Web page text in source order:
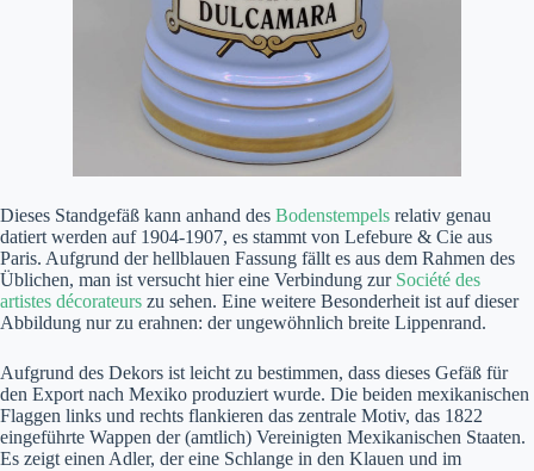
Dieses Standgefäß kann anhand des Bodenstempels relativ genau
datiert werden auf 1904-1907, es stammt von Lefebure & Cie aus
Paris. Aufgrund der hellblauen Fassung fällt es aus dem Rahmen des
Üblichen, man ist versucht hier eine Verbindung zur Société des
artistes décorateurs zu sehen. Eine weitere Besonderheit ist auf dieser
Abbildung nur zu erahnen: der ungewöhnlich breite Lippenrand.
Aufgrund des Dekors ist leicht zu bestimmen, dass dieses Gefäß für
den Export nach Mexiko produziert wurde. Die beiden mexikanischen
Flaggen links und rechts flankieren das zentrale Motiv, das 1822
eingeführte Wappen der (amtlich) Vereinigten Mexikanischen Staaten.
Es zeigt einen Adler, der eine Schlange in den Klauen und im